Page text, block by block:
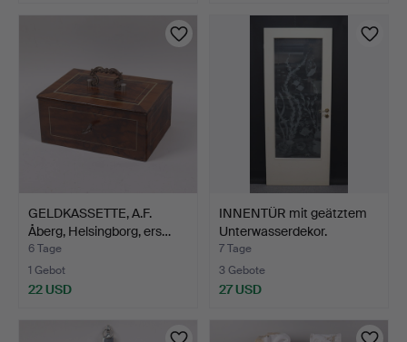
GELDKASSETTE, A.F.
Åberg, Helsingborg, ers…
6 Tage
1 Gebot
22 USD
INNENTÜR mit geätztem
Unterwasserdekor.
7 Tage
3 Gebote
27 USD